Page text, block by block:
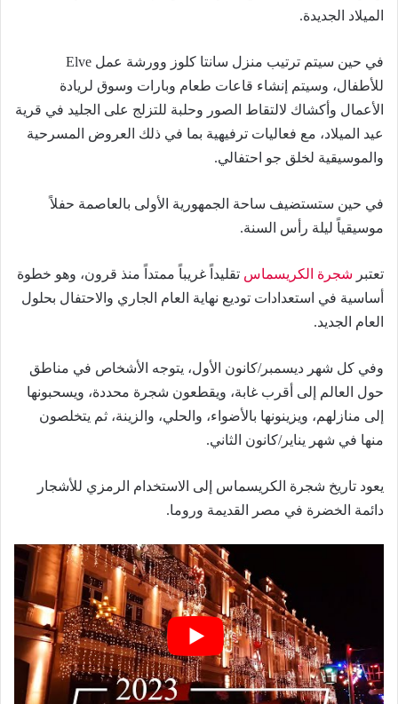
الميلاد الجديدة.
في حين سيتم ترتيب منزل سانتا كلوز وورشة عمل Elve
للأطفال، وسيتم إنشاء قاعات طعام وبارات وسوق لريادة
الأعمال وأكشاك لالتقاط الصور وحلبة للتزلج على الجليد في قرية
عيد الميلاد، مع فعاليات ترفيهية بما في ذلك العروض المسرحية
والموسيقية لخلق جو احتفالي.
في حين ستستضيف ساحة الجمهورية الأولى بالعاصمة حفلاً
موسيقياً ليلة رأس السنة.
تعتبر شجرة الكريسماس تقليداً غريباً ممتداً منذ قرون، وهو خطوة
أساسية في استعدادات توديع نهاية العام الجاري والاحتفال بحلول
العام الجديد.
وفي كل شهر ديسمبر/كانون الأول، يتوجه الأشخاص في مناطق
حول العالم إلى أقرب غابة، ويقطعون شجرة محددة، ويسحبونها
إلى منازلهم، ويزينونها بالأضواء، والحلي، والزينة، ثم يتخلصون
منها في شهر يناير/كانون الثاني.
يعود تاريخ شجرة الكريسماس إلى الاستخدام الرمزي للأشجار
دائمة الخضرة في مصر القديمة وروما.